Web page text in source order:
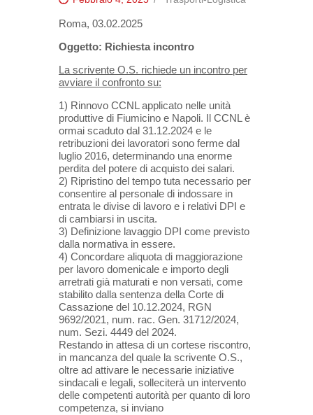
Roma, 03.02.2025
Oggetto: Richiesta incontro
La scrivente O.S. richiede un incontro per
avviare il confronto su:
1) Rinnovo CCNL applicato nelle unità
produttive di Fiumicino e Napoli. Il CCNL è
ormai scaduto dal 31.12.2024 e le
retribuzioni dei lavoratori sono ferme dal
luglio 2016, determinando una enorme
perdita del potere di acquisto dei salari.
2) Ripristino del tempo tuta necessario per
consentire al personale di indossare in
entrata le divise di lavoro e i relativi DPI e
di cambiarsi in uscita.
3) Definizione lavaggio DPI come previsto
dalla normativa in essere.
4) Concordare aliquota di maggiorazione
per lavoro domenicale e importo degli
arretrati già maturati e non versati, come
stabilito dalla sentenza della Corte di
Cassazione del 10.12.2024, RGN
9692/2021, num. rac. Gen. 31712/2024,
num. Sezi. 4449 del 2024.
Restando in attesa di un cortese riscontro,
in mancanza del quale la scrivente O.S.,
oltre ad attivare le necessarie iniziative
sindacali e legali, solleciterà un intervento
delle competenti autorità per quanto di loro
competenza, si inviano